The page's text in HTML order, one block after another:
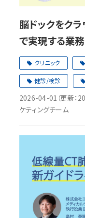
脳ドックをク
で実現する業
クリニック
健診/検診
2026-04-01 （更新：
ケティングチーム